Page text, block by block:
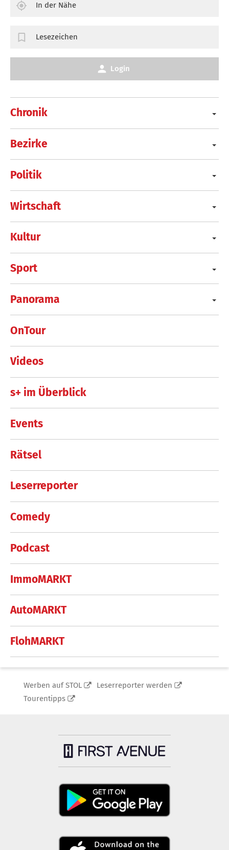
Chronik
Bezirke
Politik
Wirtschaft
Kultur
Sport
Panorama
OnTour
Videos
s+ im Überblick
Events
Rätsel
Leserreporter
Comedy
Podcast
ImmoMARKT
AutoMARKT
FlohMARKT
In der Nähe
Lesezeichen
Login
Werben auf STOL
Leserreporter werden
Tourentipps